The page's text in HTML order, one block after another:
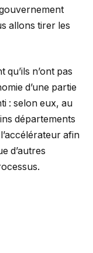
allons tirer les
n’ont pas
d’une partie
: selon eux, au
départements
afin
d’autres